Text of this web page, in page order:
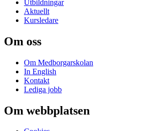
Utbildningar
Aktuellt
Kursledare
Om oss
Om Medborgarskolan
In English
Kontakt
Lediga jobb
Om webbplatsen